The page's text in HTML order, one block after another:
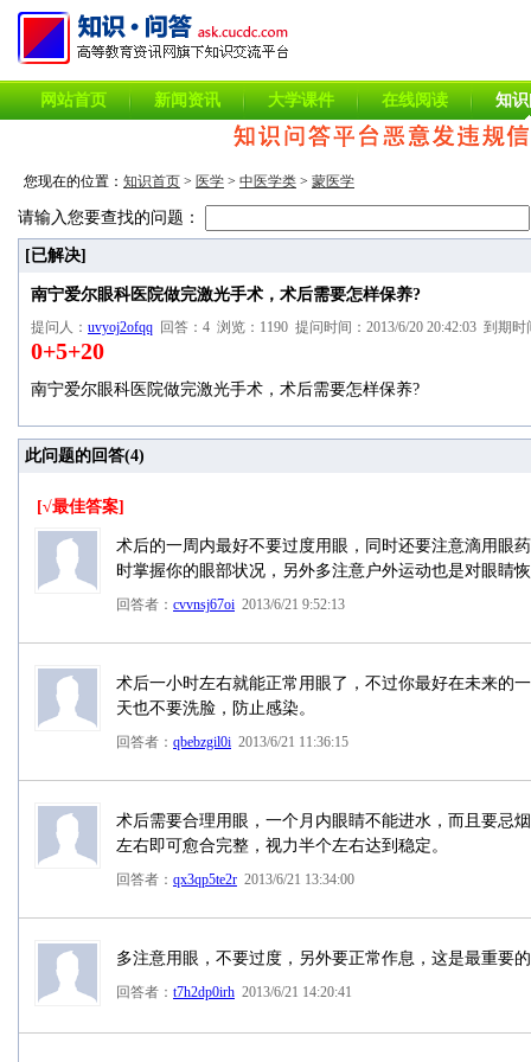
网站首页 新闻资讯 大学课件 在线阅读 知
您现在的位置： 知识首页 > 医学 > 中医学类 > 蒙医学
请输入您要查找的问题：
[已解决]
南宁爱尔眼科医院做完激光手术，术后需要怎样保养?
提问人： uvyoj2ofqq 回答：4 浏览：1190 提问时间：2013/6/20 20:42:03 到期时
0+5+20
南宁爱尔眼科医院做完激光手术，术后需要怎样保养?
此问题的回答(4)
[√最佳答案]
术后的一周内最好不要过度用眼，同时还要注意滴用眼
时掌握你的眼部状况，另外多注意户外运动也是对眼睛
回答者： cvvnsj67oi 2013/6/21 9:52:13
术后一小时左右就能正常用眼了，不过你最好在未来的
天也不要洗脸，防止感染。
回答者： qbebzgil0i 2013/6/21 11:36:15
术后需要合理用眼，一个月内眼睛不能进水，而且要忌
左右即可愈合完整，视力半个左右达到稳定。
回答者： qx3qp5te2r 2013/6/21 13:34:00
多注意用眼，不要过度，另外要正常作息，这是最重要
回答者： t7h2dp0irh 2013/6/21 14:20:41